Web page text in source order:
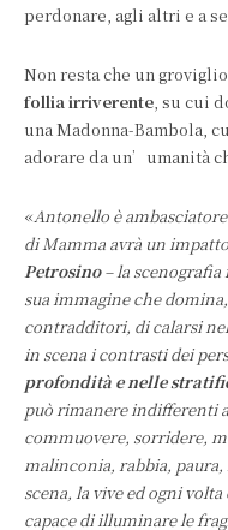
perdonare, agli altri e a
Non resta che un
follia irriverente, su cui
una Madonna-Bambola,
adorare da un’umanità
«Antonello è
di Mamma avrà un
Petrosino– la
sua immagine che
contradditori, di calarsi
in scena i contrasti dei
profondità e nelle
può rimanere indifferenti
commuovere, sorridere,
malinconia, rabbia,
scena, la vive ed ogni
capace di illuminare le